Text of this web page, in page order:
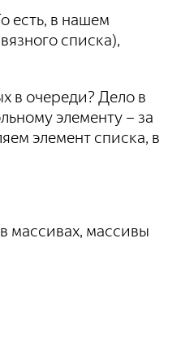
есть, в нашем
списка),
в очереди? Дело в
элементу – за
элемент списка, в
массивах, массивы